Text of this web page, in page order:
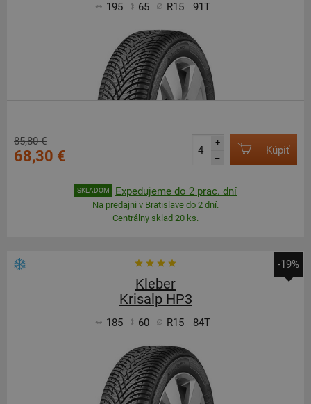
195 65 R15 91T
85,80 €
68,30 €
+
–
Kúpiť
SKLADOM Expedujeme do 2 prac. dní
Na predajni v Bratislave do 2 dní.
Centrálny sklad 20 ks.
-19%
Kleber
Krisalp HP3
185 60 R15 84T